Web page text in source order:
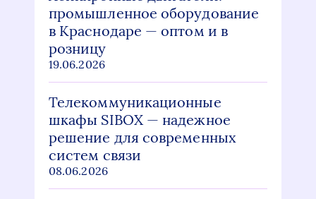
промышленное оборудование
в Краснодаре — оптом и в
розницу
19.06.2026
Телекоммуникационные
шкафы SIBOX — надежное
решение для современных
систем связи
08.06.2026